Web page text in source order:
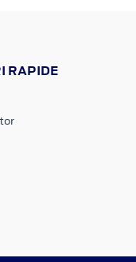
RAPIDE